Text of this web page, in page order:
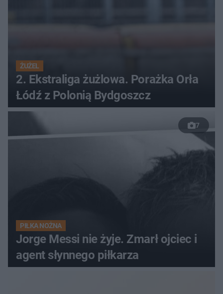
ŻUŻEL
2. Ekstraliga żużlowa. Porażka Orła
Łódź z Polonią Bydgoszcz
7
PIŁKA NOŻNA
Jorge Messi nie żyje. Zmarł ojciec i
agent słynnego piłkarza